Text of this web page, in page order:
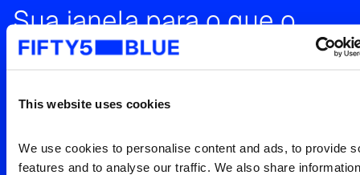
This website uses cookies
We use cookies to personalise content and ads, to provide
features and to analyse our traffic. We also share
Sua janela para o que o
mundo está vendo
visão clara da sua
audiência